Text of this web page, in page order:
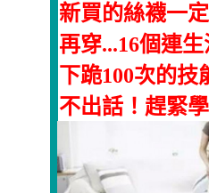
新買的絲襪一
再穿...16個連
下跪100次的技
不出話！趕緊學